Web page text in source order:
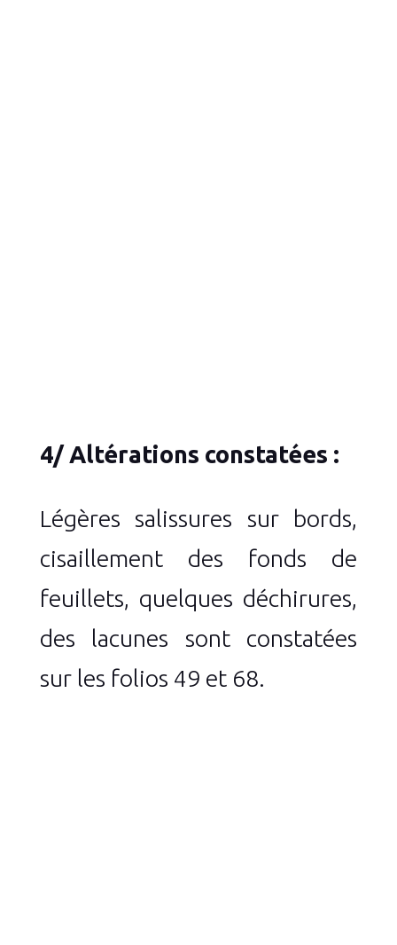
4/ Altérations constatées :
Légères salissures sur bords,
cisaillement des fonds de
feuillets, quelques déchirures,
des lacunes sont constatées
sur les folios 49 et 68.